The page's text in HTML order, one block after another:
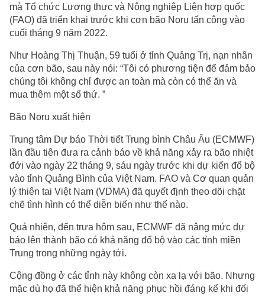
mà Tổ chức Lương thực và Nông nghiệp Liên hợp quốc
(FAO) đã triển khai trước khi cơn bão Noru tấn công vào
cuối tháng 9 năm 2022.
Như Hoàng Thị Thuận, 59 tuổi ở tỉnh Quảng Trị, nạn nhân
của cơn bão, sau này nói: “Tôi có phương tiện để đảm bảo
chúng tôi không chỉ được an toàn mà còn có thể ăn và
mua thêm một số thứ. ”
Bão Noru xuất hiện
Trung tâm Dự báo Thời tiết Trung bình Châu Âu (ECMWF)
lần đầu tiên đưa ra cảnh báo về khả năng xảy ra bão nhiệt
đới vào ngày 22 tháng 9, sáu ngày trước khi dự kiến đổ bộ
vào tỉnh Quảng Bình của Việt Nam. FAO và Cơ quan quản
lý thiên tai Việt Nam (VDMA) đã quyết định theo dõi chặt
chẽ tình hình có thể diễn biến như thế nào.
Quả nhiên, đến trưa hôm sau, ECMWF đã nâng mức dự
báo lên thành bão có khả năng đổ bộ vào các tỉnh miền
Trung trong những ngày tới.
Cộng đồng ở các tỉnh này không còn xa lạ với bão. Nhưng
mặc dù họ đã thể hiện khả năng phục hồi đáng kể khi đối